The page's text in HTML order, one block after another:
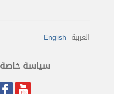
العربية English
سياسة خاصة